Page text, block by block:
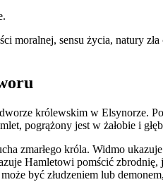
moralnej, sensu życia, natury
królewskim w Elsynorze.
pogrążony jest w żałobie i
zmarłego króla. Widmo
Hamletowi pomścić
być złudzeniem lub